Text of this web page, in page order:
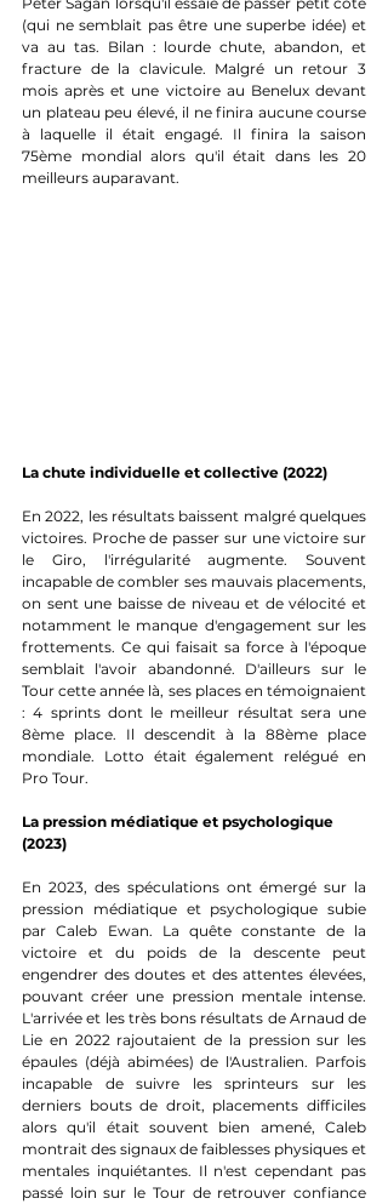
(qui ne semblait pas être une superbe idée) et
va au tas. Bilan : lourde chute, abandon, et
fracture de la clavicule. Malgré un retour 3
mois après et une victoire au Benelux devant
un plateau peu élevé, il ne finira aucune course
à laquelle il était engagé. Il finira la saison
75ème mondial alors qu'il était dans les 20
meilleurs auparavant.
La chute individuelle et collective (2022)
En 2022, les résultats baissent malgré quelques
victoires. Proche de passer sur une victoire sur
le Giro, l'irrégularité augmente. Souvent
incapable de combler ses mauvais placements,
on sent une baisse de niveau et de vélocité et
notamment le manque d'engagement sur les
frottements. Ce qui faisait sa force à l'époque
semblait l'avoir abandonné. D'ailleurs sur le
Tour cette année là, ses places en témoignaient
: 4 sprints dont le meilleur résultat sera une
8ème place. Il descendit à la 88ème place
mondiale. Lotto était également relégué en
Pro Tour.
La pression médiatique et psychologique
(2023)
En 2023, des spéculations ont émergé sur la
pression médiatique et psychologique subie
par Caleb Ewan. La quête constante de la
victoire et du poids de la descente peut
engendrer des doutes et des attentes élevées,
pouvant créer une pression mentale intense.
L'arrivée et les très bons résultats de Arnaud de
Lie en 2022 rajoutaient de la pression sur les
épaules (déjà abimées) de l'Australien. Parfois
incapable de suivre les sprinteurs sur les
derniers bouts de droit, placements difficiles
alors qu'il était souvent bien amené, Caleb
montrait des signaux de faiblesses physiques et
mentales inquiétantes. Il n'est cependant pas
passé loin sur le Tour de retrouver confiance